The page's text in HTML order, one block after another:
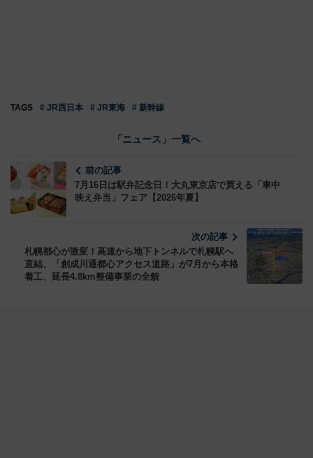
TAGS # JR西日本 # JR東海 # 新幹線
「ニュース」一覧へ
前の記事
7月16日は駅弁記念日！大丸東京店で買える「車中
映え弁当」フェア【2026年夏】
次の記事
札幌都心が激変！高速から地下トンネルで札幌駅へ
直結、「創成川通都心アクセス道路」が7月から本格
着工、延長4.8km整備事業の全貌